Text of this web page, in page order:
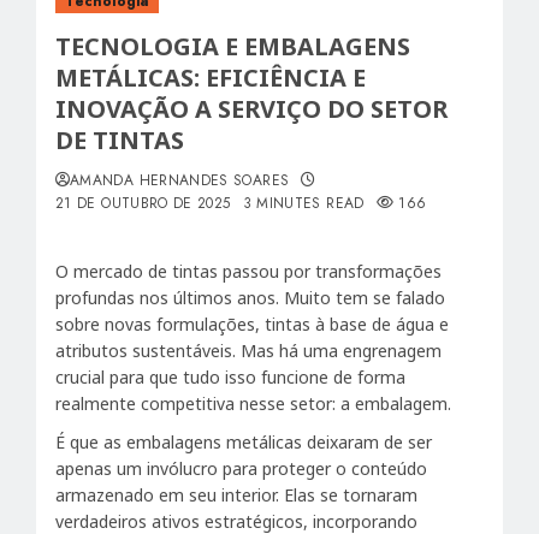
TECNOLOGIA E EMBALAGENS
METÁLICAS: EFICIÊNCIA E
INOVAÇÃO A SERVIÇO DO SETOR
DE TINTAS
AMANDA HERNANDES SOARES
21 DE OUTUBRO DE 2025
3 MINUTES READ 166
O mercado de tintas passou por transformações
profundas nos últimos anos. Muito tem se falado
sobre novas formulações, tintas à base de água e
atributos sustentáveis. Mas há uma engrenagem
crucial para que tudo isso funcione de forma
realmente competitiva nesse setor: a embalagem.
É que as embalagens metálicas deixaram de ser
apenas um invólucro para proteger o conteúdo
armazenado em seu interior. Elas se tornaram
verdadeiros ativos estratégicos, incorporando